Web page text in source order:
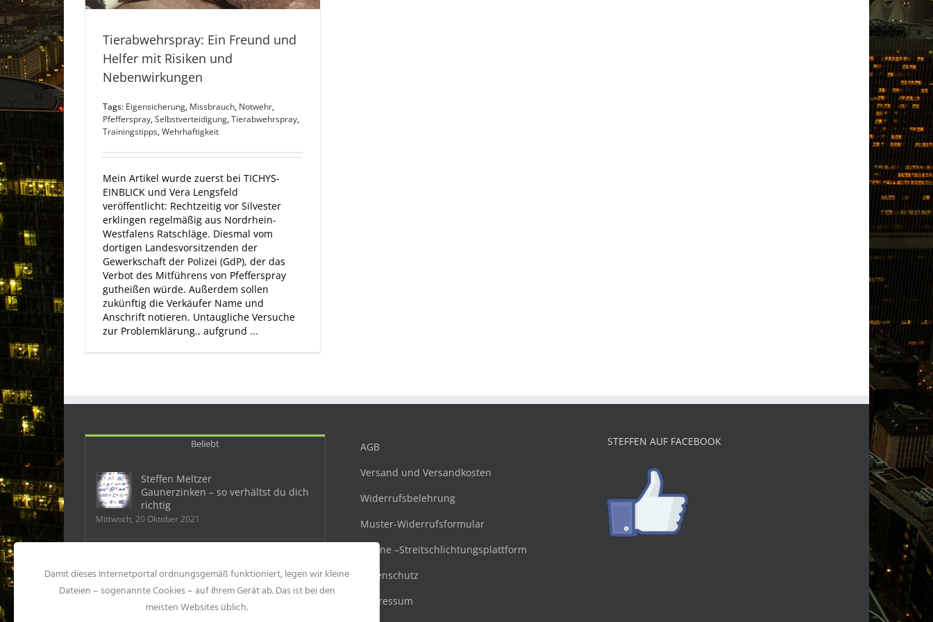
Tierabwehrspray: Ein Freund und
Helfer mit Risiken und
Nebenwirkungen
Tags: Eigensicherung, Missbrauch, Notwehr,
Pfefferspray,Selbstverteidigung,Tierabwehrspray,
Trainingstipps,Wehrhaftigkeit
Mein Artikel wurde zuerst bei TICHYS-
EINBLICK und Vera Lengsfeld
veröffentlicht: Rechtzeitig vor Silvester
erklingen regelmäßig aus Nordrhein-
Westfalens Ratschläge. Diesmal vom
dortigen Landesvorsitzenden der
Gewerkschaft der Polizei (GdP), der das
Verbot des Mitführens von Pfefferspray
gutheißen würde. Außerdem sollen
zukünftig die Verkäufer Name und
Anschrift notieren. Untaugliche Versuche
zur Problemklärung., aufgrund ...
Beliebt
Steffen Meltzer
Gaunerzinken – so verhältst du dich
richtig
Mittwoch, 20 Oktober 2021
dem Chef 500 000 Euro
Samstag, 23 Mai 2015
AGB
Versand und Versandkosten
Widerrufsbelehrung
Muster-Widerrufsformular
Online –Streitschlichtungsplattform
Datenschutz
Impressum
STEFFEN AUF FACEBOOK
Damit dieses Internetportal ordnungsgemäß funktioniert, legen wir kleine
Dateien – sogenannte Cookies – auf Ihrem Gerät ab. Das ist bei den
meisten Websites üblich.